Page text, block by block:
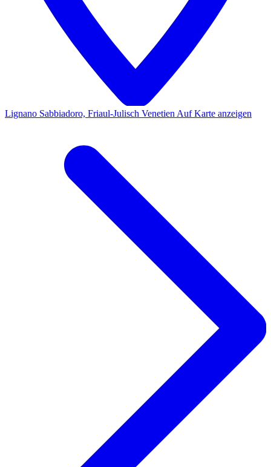
Lignano Sabbiadoro, Friaul-Julisch Venetien Auf Karte anzeigen